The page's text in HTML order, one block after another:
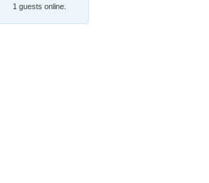
1 guests online.